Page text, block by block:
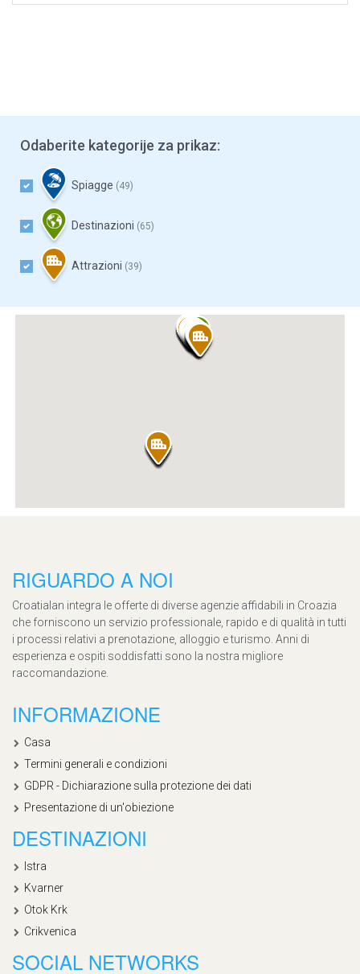
Odaberite kategorije za prikaz:
Spiagge (49)
Destinazioni (65)
Attrazioni (39)
RIGUARDO A NOI
Croatialan integra le offerte di diverse agenzie affidabili in Croazia
che forniscono un servizio professionale, rapido e di qualità in tutti
i processi relativi a prenotazione, alloggio e turismo. Anni di
esperienza e ospiti soddisfatti sono la nostra migliore
raccomandazione.
INFORMAZIONE
Casa
Termini generali e condizioni
GDPR - Dichiarazione sulla protezione dei dati
Presentazione di un'obiezione
DESTINAZIONI
Istra
Kvarner
Otok Krk
Crikvenica
SOCIAL NETWORKS